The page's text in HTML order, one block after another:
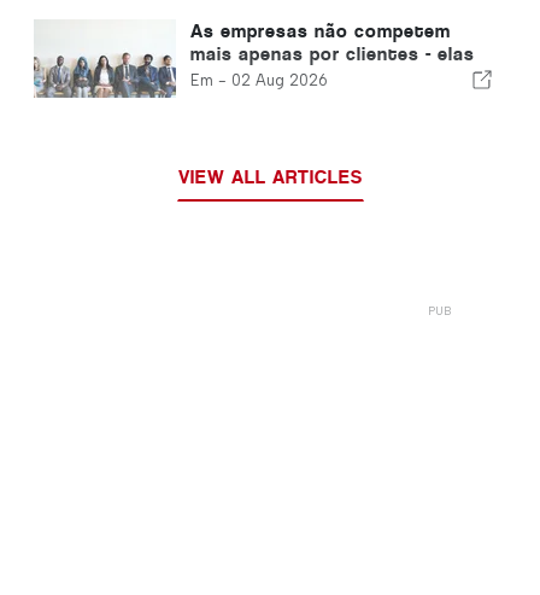
As empresas não competem
mais apenas por clientes - elas
competem por talentos
Em - 02 Aug 2026
VIEW ALL ARTICLES